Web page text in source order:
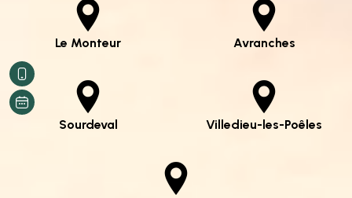
Le Monteur Avranches
Sourdeval Villedieu-les-Poêles